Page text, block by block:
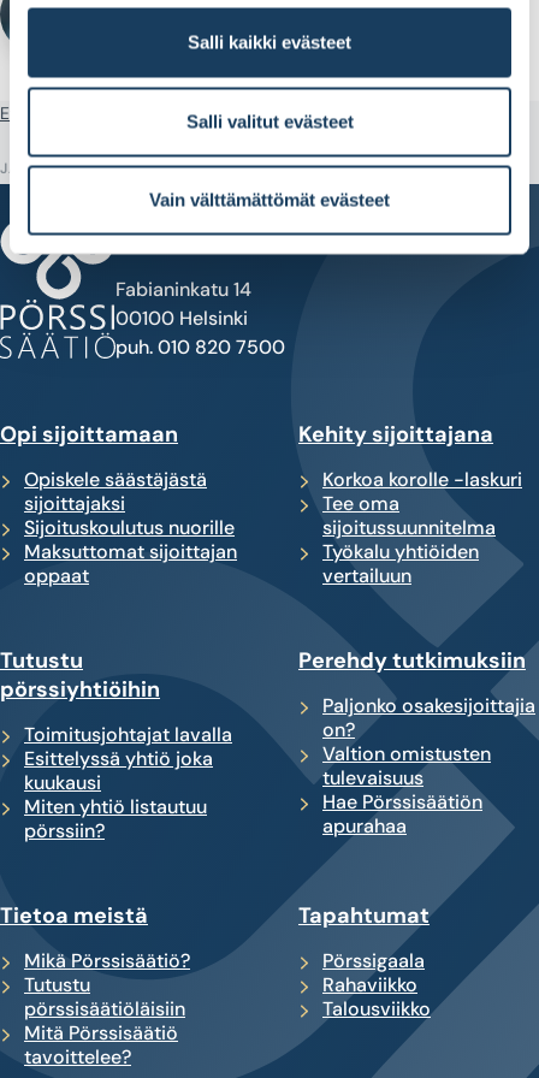
Salli kaikki evästeet
Salli valitut evästeet
Vain välttämättömät evästeet
VIESTINTÄPÄÄLLIKKÖ
Etusivu Tule mukaan tutustumaan yhtiökokoukseen
JAA
Fabianinkatu 14
00100 Helsinki
puh. 010 820 7500
Opi sijoittamaan
Opiskele säästäjästä
sijoittajaksi
Sijoituskoulutus nuorille
Maksuttomat sijoittajan
oppaat
Kehity sijoittajana
Korkoa korolle -laskuri
Tee oma
sijoitussuunnitelma
Työkalu yhtiöiden
vertailuun
Tutustu
pörssiyhtiöihin
Toimitusjohtajat lavalla
Esittelyssä yhtiö joka
kuukausi
Miten yhtiö listautuu
pörssiin?
Perehdy tutkimuksiin
Paljonko osakesijoittajia
on?
Valtion omistusten
tulevaisuus
Hae Pörssisäätiön
apurahaa
Tietoa meistä
Mikä Pörssisäätiö?
Tutustu
pörssisäätiöläisiin
Mitä Pörssisäätiö
tavoittelee?
Tapahtumat
Pörssigaala
Rahaviikko
Talousviikko